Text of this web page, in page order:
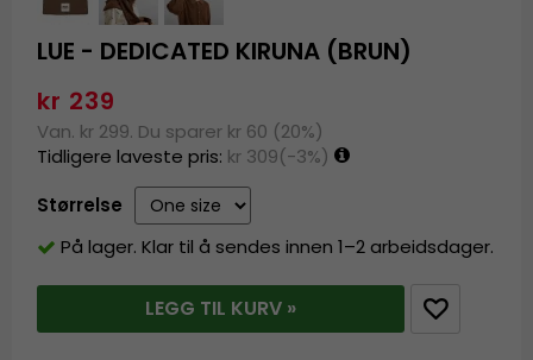
LUE - DEDICATED KIRUNA (BRUN)
kr 239
Van. kr 299. Du sparer kr 60 (20%)
Tidligere laveste pris: kr 309(-3%)
Størrelse
På lager. Klar til å sendes innen 1–2 arbeidsdager.
LEGG TIL KURV »